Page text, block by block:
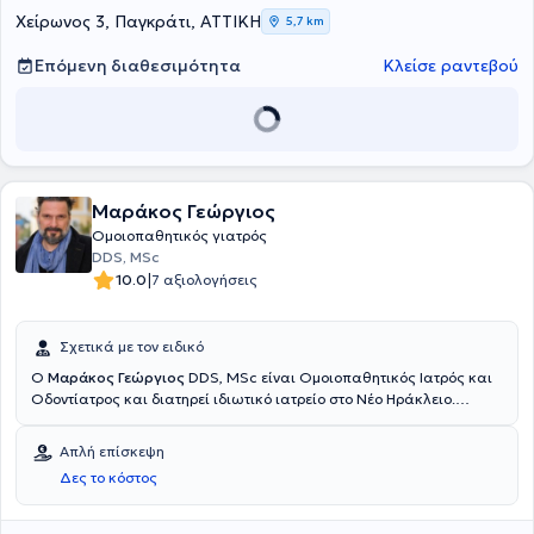
ψωρίαση.
Χείρωνος 3, Παγκράτι, ΑΤΤΙΚΗ 5,7 km
Επόμενη διαθεσιμότητα Κλείσε ραντεβού
Μαράκος Γεώργιος
Ομοιοπαθητικός γιατρός
DDS, MSc
10.0|7 αξιολογήσεις
Σχετικά με τον ειδικό
Ο Μαράκος Γεώργιος DDS, MSc είναι Ομοιοπαθητικός Ιατρός και
Οδοντίατρος και διατηρεί ιδιωτικό ιατρείο στο Νέο Ηράκλειο.
Πανεπιστημίου Θεσσαλονίκης και διαθέτει μεταπτυχιακή ειδίκευση
στη Διοίκηση Μονάδων Υγείας. Ολοκλήρωσε το τριετές πρόγραμμα
σπουδών της Εθνικής Εταιρείας Ομοιοπαθητικής Ιατρικής
Συνεργασίας πάνω στην Κλασσική Ομοιοπαθητική Ιατρική και στη
Απλή επίσκεψη
Δες το κόστος